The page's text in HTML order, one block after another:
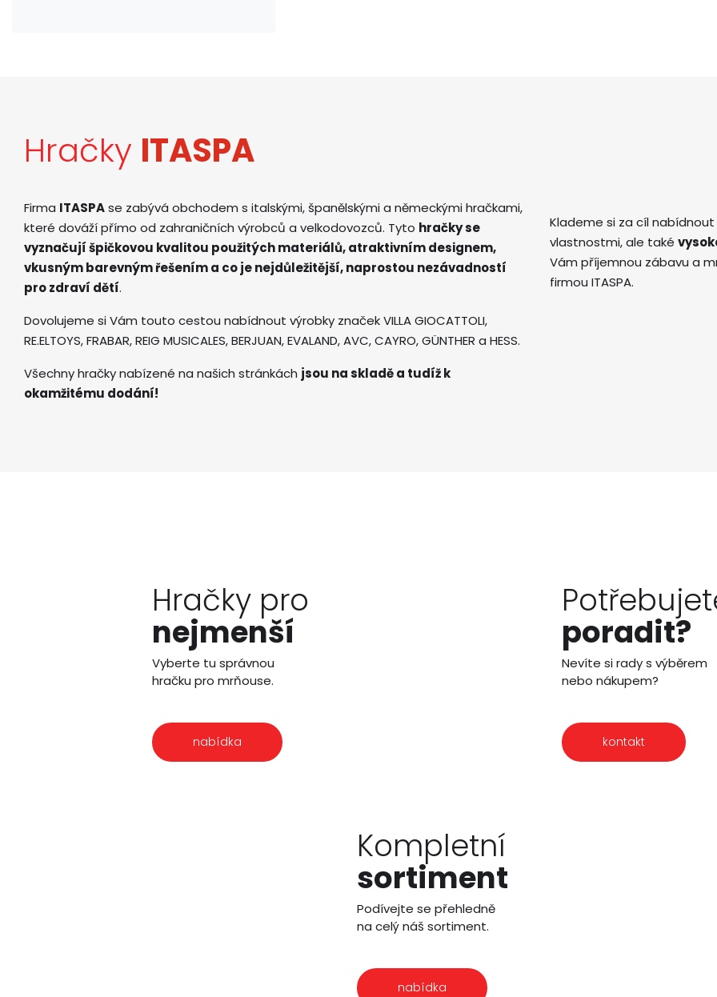
Hračky ITASPA
Firma ITASPAse zabývá obchodem s italskými, španělskými a německými hračkami,
které dováží přímo od zahraničních výrobců a velkodovozců. Tyto hračky se
vyznačují špičkovou kvalitou použitých materiálů, atraktivním designem,
vkusným barevným řešením a co je nejdůležitější, naprostou nezávadností
pro zdraví dětí.
Dovolujeme si Vám touto cestou nabídnout výrobky značek VILLA GIOCATTOLI,
RE.ELTOYS, FRABAR, REIG MUSICALES, BERJUAN, EVALAND, AVC, CAYRO, GÜNTHER a HESS.
Všechny hračky nabízené na našich stránkách jsou na skladě a tudíž k
okamžitému dodání!
Klademe si za cíl
vlastnostmi, ale také
Vám příjemnou zábavu a
firmou ITASPA.
Hračky pro
nejmenší
Vyberte tu správnou
hračku pro mrňouse.
nabídka
poradit?
Nevíte si rady s výběrem
nebo nákupem?
kontakt
Kompletní
sortiment
Podívejte se přehledně
na celý náš sortiment.
nabídka